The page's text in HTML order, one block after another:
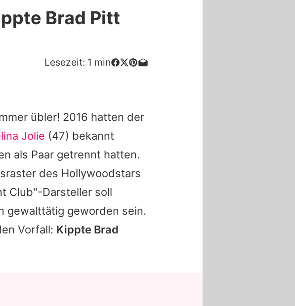
Brad Pitt
Lesezeit: 1 min
übler! 2016 hatten der
Jolie (47) bekannt
als Paar getrennt hatten.
des Hollywoodstars
Club"-Darsteller soll
gewalttätig geworden sein.
Vorfall: Kippte Brad